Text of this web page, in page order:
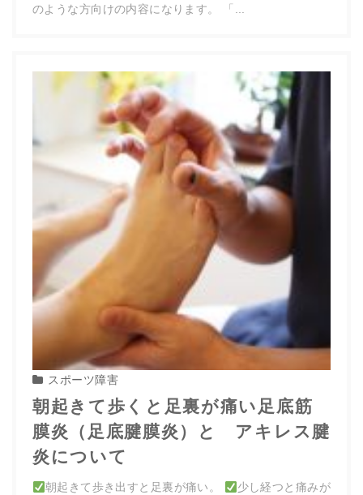
のような方向けの内容になります。 「...
スポーツ障害
朝起きて歩くと足裏が痛い足底筋
膜炎（足底腱膜炎）と アキレス腱
炎について
朝起きて歩き出すと足裏が痛い。
少し経つと痛みが